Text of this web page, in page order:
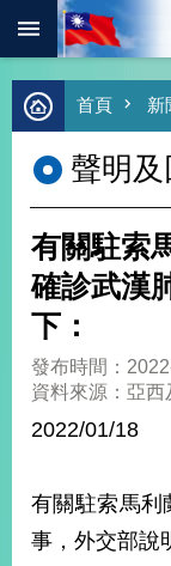
跳到主要內容區塊
進
階
尋
熱
字
總
合
外
交
外
交
經
首頁 新
聲明及
有關駐索
確診武漢
下：
發布時間：
資料來源：亞西
2022/01/18
有關駐索馬利
事，外交部說